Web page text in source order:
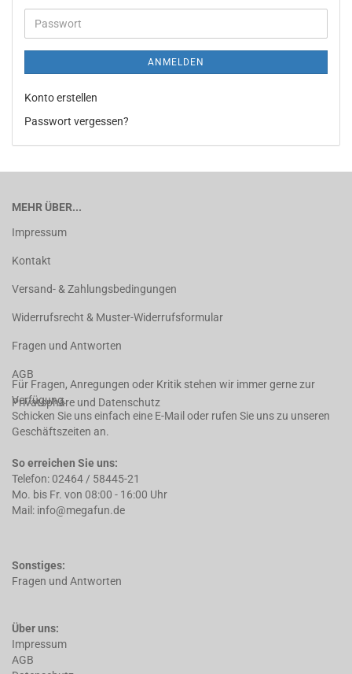
ANMELDEN
Konto erstellen
Passwort vergessen?
MEHR ÜBER...
Impressum
Kontakt
Versand- & Zahlungsbedingungen
Widerrufsrecht & Muster-Widerrufsformular
Fragen und Antworten
AGB
Privatsphäre und Datenschutz
Für Fragen, Anregungen oder Kritik stehen wir immer gerne zur
Verfügung.
Schicken Sie uns einfach eine E-Mail oder rufen Sie uns zu unseren
Geschäftszeiten an.
So erreichen Sie uns:
Telefon: 02464 / 58445-21
Mo. bis Fr. von 08:00 - 16:00 Uhr
Mail: info@megafun.de
Sonstiges:
Fragen und Antworten
Über uns:
Impressum
AGB